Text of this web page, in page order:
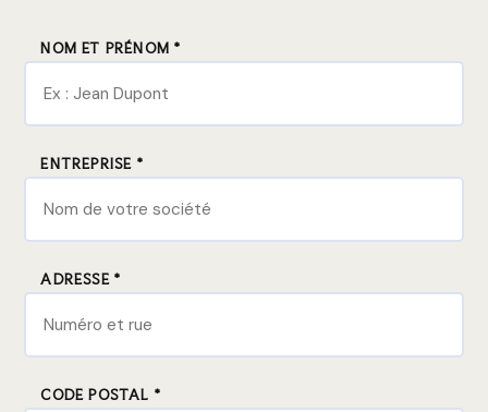
NOM ET PRÉNOM *
ENTREPRISE *
ADRESSE *
CODE POSTAL *